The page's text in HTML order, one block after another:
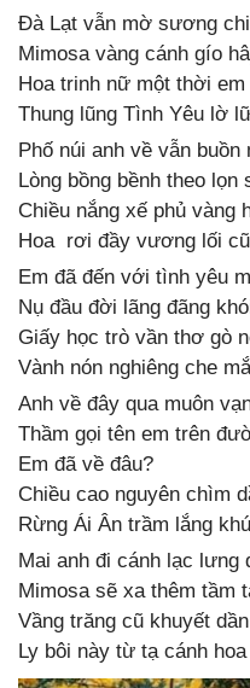
Đà Lạt vẫn mờ sương
Mimosa vàng cánh gío
Hoa trinh nữ một thời
Thung lũng Tình Yêu lờ
Phố núi anh về vẫn buồn
Lòng bồng bềnh theo lọn
Chiều nắng xế phủ vàng
Hoa rơi đầy vương lối
Em đã đến với tình yêu
Nụ đầu đời lãng đãng
Giấy học trò vần thơ gò
Vành nón nghiêng che
Anh về đây qua muôn
Thầm gọi tên em trên
Em đã về đâu?
Chiều cao nguyên chìm
Rừng Ái Ân trầm lắng
Mai anh đi cánh lạc lưng
Mimosa sẽ xa thêm tầm
Vầng trăng cũ khuyết
Ly bôi này từ tạ cánh